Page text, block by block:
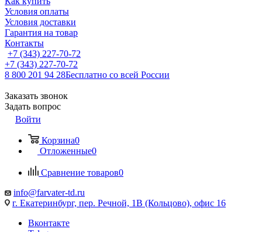
Условия оплаты
Условия доставки
Гарантия на товар
Контакты
+7 (343) 227-70-72
+7 (343) 227-70-72
8 800 201 94 28Бесплатно со всей России
Заказать звонок
Задать вопрос
Войти
Корзина0
Отложенные0
Сравнение товаров0
info@farvater-td.ru
г. Екатеринбург, пер. Речной, 1В (Кольцово), офис 16
Вконтакте